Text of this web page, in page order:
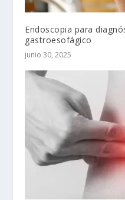
Endoscopia para
gastroesofágico
junio 30, 2025